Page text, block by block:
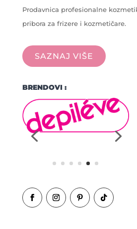
Prodavnica profesionalne
pribora za frizere i kozmetičare.
SAZNAJ VIŠE
BRENDOVI :